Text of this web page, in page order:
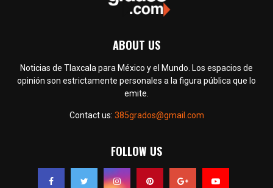
ABOUT US
Noticias de Tlaxcala para México y el Mundo. Los espacios de
opinión son estrictamente personales a la figura pública que lo
emite.
Contact us: 385grados@gmail.com
FOLLOW US